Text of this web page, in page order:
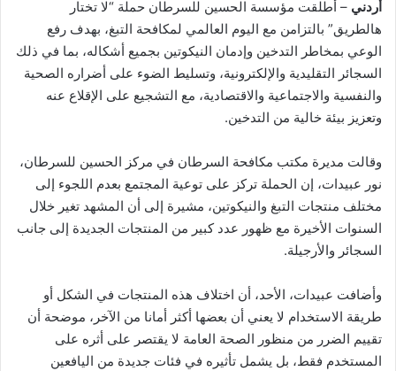
أردني – أطلقت مؤسسة الحسين للسرطان حملة “لا تختار
هالطريق” بالتزامن مع اليوم العالمي لمكافحة التبغ، بهدف رفع
الوعي بمخاطر التدخين وإدمان النيكوتين بجميع أشكاله، بما في ذلك
السجائر التقليدية والإلكترونية، وتسليط الضوء على أضراره الصحية
والنفسية والاجتماعية والاقتصادية، مع التشجيع على الإقلاع عنه
وتعزيز بيئة خالية من التدخين.
وقالت مديرة مكتب مكافحة السرطان في مركز الحسين للسرطان،
نور عبيدات، إن الحملة تركز على توعية المجتمع بعدم اللجوء إلى
مختلف منتجات التبغ والنيكوتين، مشيرة إلى أن المشهد تغير خلال
السنوات الأخيرة مع ظهور عدد كبير من المنتجات الجديدة إلى جانب
السجائر والأرجيلة.
وأضافت عبيدات، الأحد، أن اختلاف هذه المنتجات في الشكل أو
طريقة الاستخدام لا يعني أن بعضها أكثر أمانا من الآخر، موضحة أن
تقييم الضرر من منظور الصحة العامة لا يقتصر على أثره على
المستخدم فقط، بل يشمل تأثيره في فئات جديدة من اليافعين